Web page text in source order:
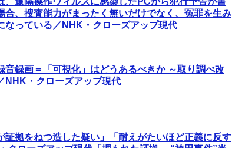
合、捜査能力がまったく無いだけでなく、冤罪を生み
なっている／NHK・クローズアップ現代
音録画＝「可視化」はどうあるべきか ～取り調べ改
NHK・クローズアップ現代
証拠をねつ造した疑い」「耐えがたいほど正義に反す